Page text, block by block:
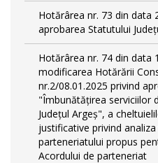
Hotărârea nr. 73 din data
aprobarea Statutului
Hotărârea nr. 74 din data
modificarea Hotărării
nr.2/08.01.2025 privind
"Îmbunătățirea serviciilor
Județul Argeș", a
justificative privind
parteneriatului propus
Acordului de parteneriat